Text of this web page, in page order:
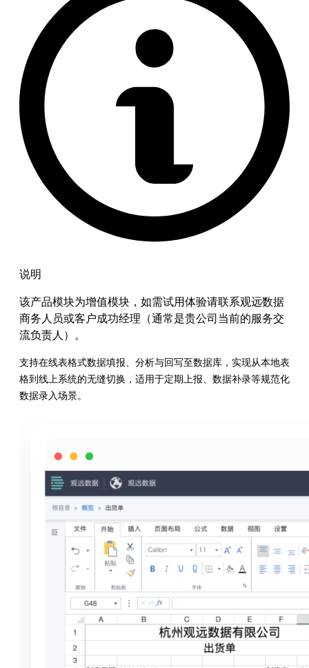
说明
该产品模块为增值模块，如需试用体验请联系观远数据
商务人员或客户成功经理（通常是贵公司当前的服务交
流负责人）。
支持在线表格式数据填报、分析与回写至数据库，实现从本地表
格到线上系统的无缝切换，适用于定期上报、数据补录等规范化
数据录入场景。